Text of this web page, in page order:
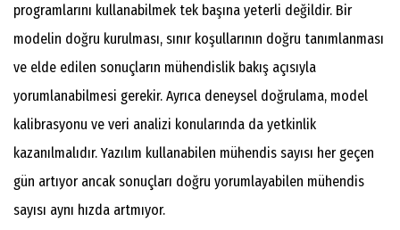
programlarını kullanabilmek tek başına yeterli değildir. Bir
modelin doğru kurulması, sınır koşullarının doğru tanımlanması
ve elde edilen sonuçların mühendislik bakış açısıyla
yorumlanabilmesi gerekir. Ayrıca deneysel doğrulama, model
kalibrasyonu ve veri analizi konularında da yetkinlik
kazanılmalıdır. Yazılım kullanabilen mühendis sayısı her geçen
gün artıyor ancak sonuçları doğru yorumlayabilen mühendis
sayısı aynı hızda artmıyor.